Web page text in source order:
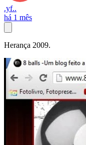
.yf..
há 1 mês
Herança 2009.